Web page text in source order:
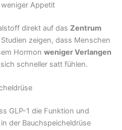
Appetit
direkt auf das Zentrum
Studien zeigen, dass Menschen
Hormon weniger Verlangen
schneller satt fühlen.
GLP-1 die Funktion und
in der Bauchspeicheldrüse